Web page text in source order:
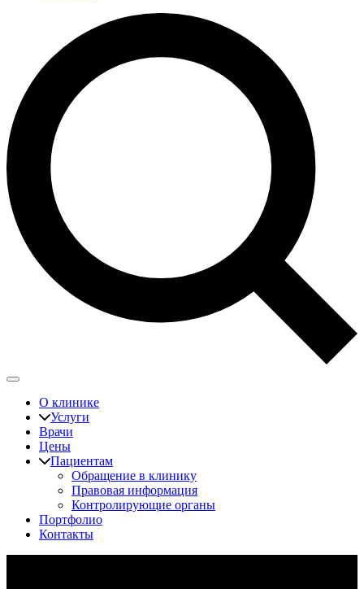
О клинике
Услуги
Врачи
Цены
Пациентам
Обращение в клинику
Правовая информация
Контролирующие органы
Портфолио
Контакты